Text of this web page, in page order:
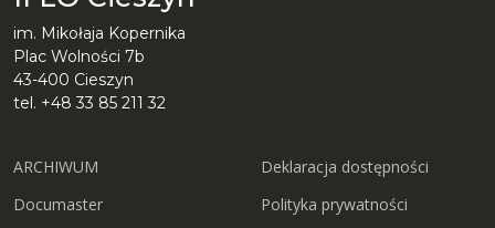
im. Mikołaja Kopernika
Plac Wolności 7b
43-400 Cieszyn
tel. +48 33 85 211 32
ARCHIWUM
Documaster
Deklaracja dostępności
Polityka prywatności